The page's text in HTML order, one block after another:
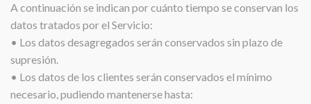
A continuación se indican por cuánto tiempo se conservan los
datos tratados por el Servicio:
• Los datos desagregados serán conservados sin plazo de
supresión.
• Los datos de los clientes serán conservados el mínimo
necesario, pudiendo mantenerse hasta: